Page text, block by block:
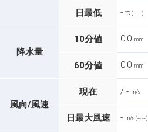
日最低 - ℃ (--:--)
降水量
10分値 0.0 mm
60分値 0.0 mm
風向/風速
現在 / - m/s
日最大風速 - m/s (--:--)